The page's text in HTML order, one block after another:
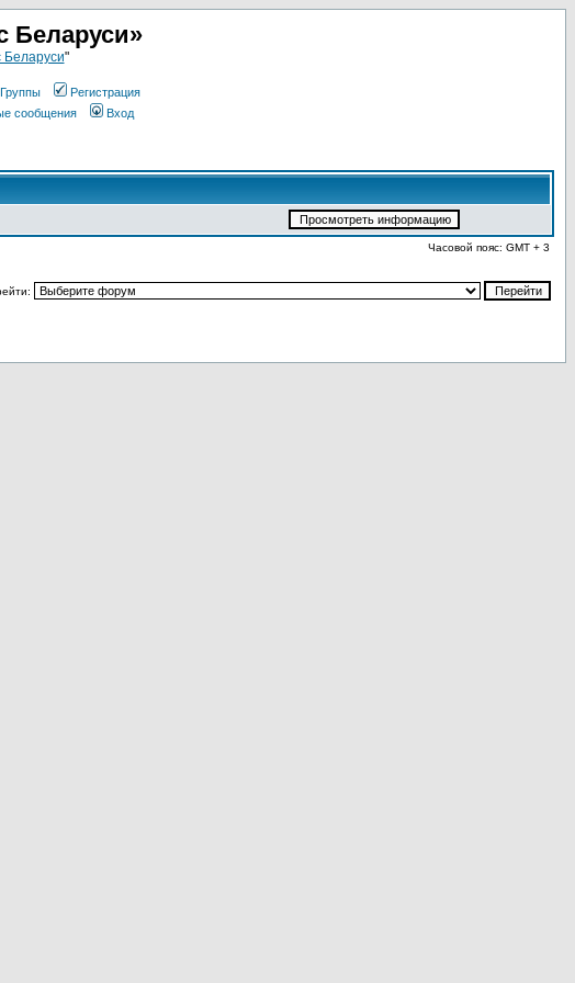
Беларуси»
Беларуси"
Группы
Регистрация
сообщения Вход
Часовой пояс: GMT + 3